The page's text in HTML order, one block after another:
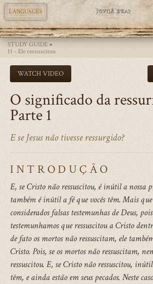
Skip
main
content
LANGUAGES
STUDY GUIDE»
11 - Ele ressuscitou
WATCH VIDEO
O significado da
Parte 1
E se Jesus não tivesse ressurgido?
INTRODUÇÃO
E, se Cristo não ressuscitou, é inútil a nossa
também é inútil a fé que vocês têm. Mais que
considerados falsas testemunhas de Deus,
testemunhamos que ressuscitou a Cristo
de fato os mortos não ressuscitam, ele
Cristo. Pois, se os mortos não ressuscitam,
ressuscitou. E, se Cristo não ressuscitou,
têm, e ainda estão em seus pecados. Neste